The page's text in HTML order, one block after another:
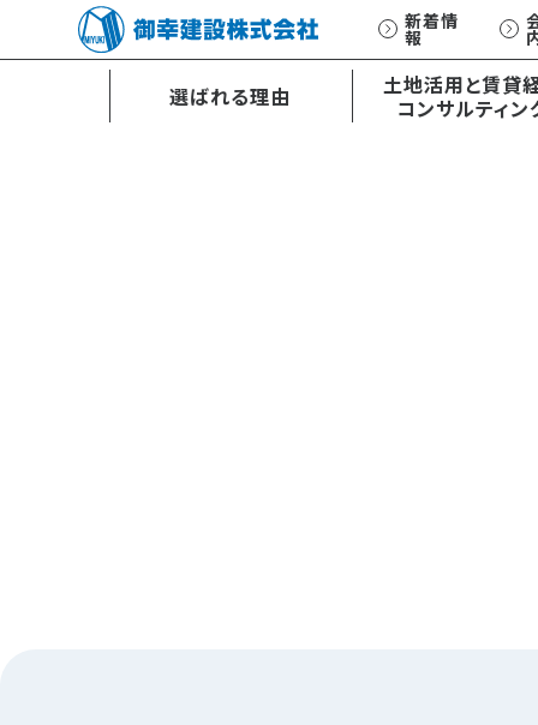
新着情
報
選ばれる理由
土地活用と賃貸
コンサルティン
土地活用と賃貸経営
オーダーメイド